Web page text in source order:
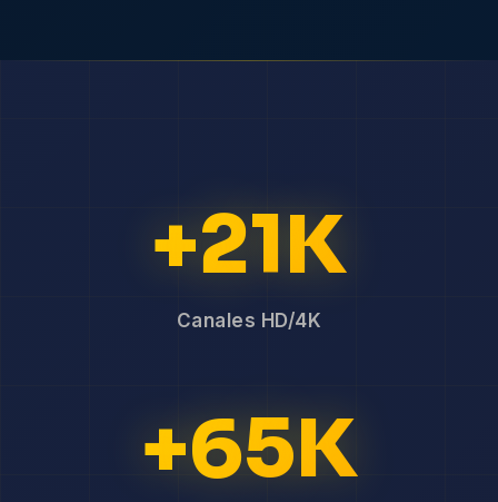
+21K
Canales HD/4K
+65K